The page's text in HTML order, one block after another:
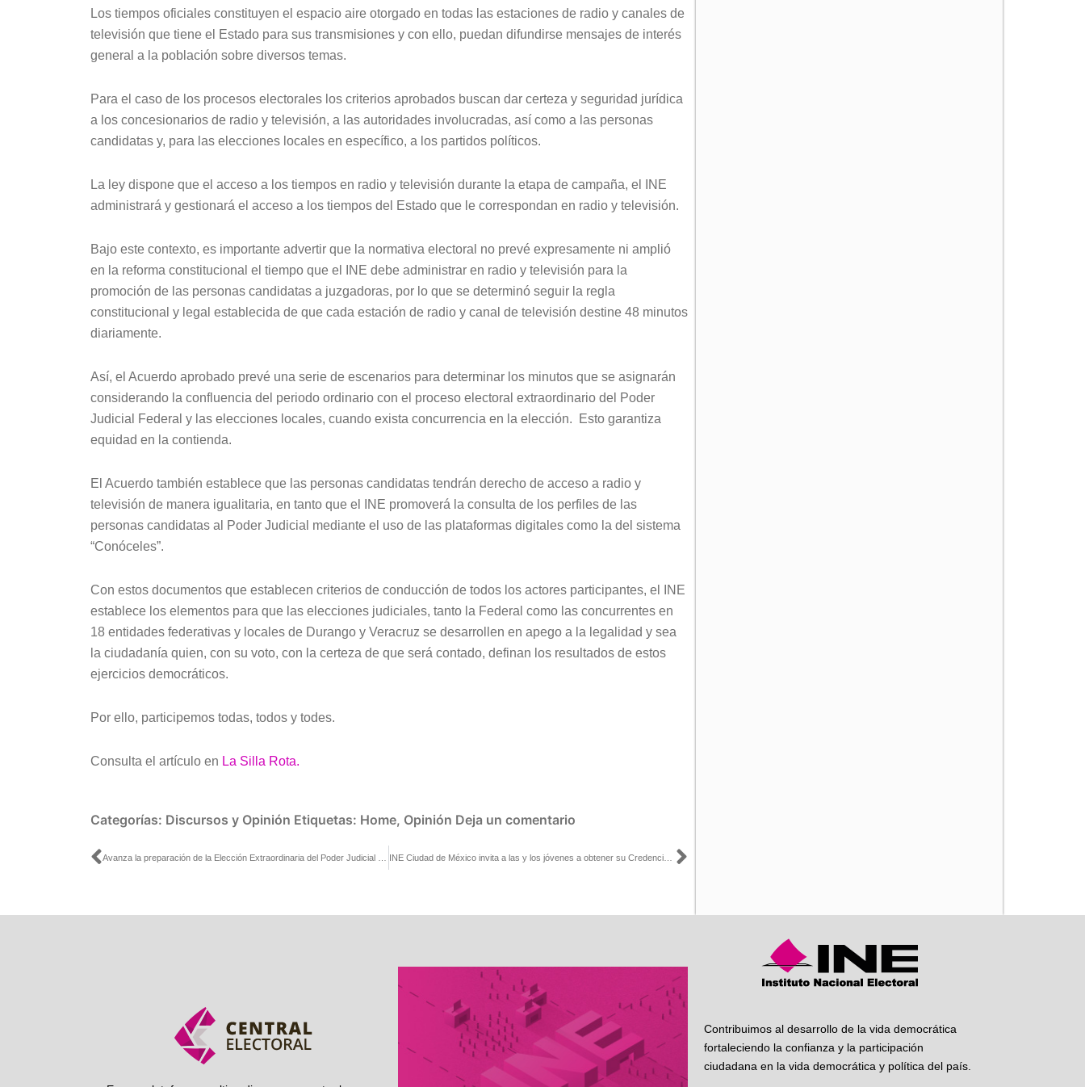
Los tiempos oficiales constituyen el espacio aire otorgado en todas las estaciones de radio y canales de
televisión que tiene el Estado para sus transmisiones y con ello, puedan difundirse mensajes de interés
general a la población sobre diversos temas.
Para el caso de los procesos electorales los criterios aprobados buscan dar certeza y seguridad jurídica
a los concesionarios de radio y televisión, a las autoridades involucradas, así como a las personas
candidatas y, para las elecciones locales en específico, a los partidos políticos.
La ley dispone que el acceso a los tiempos en radio y televisión durante la etapa de campaña, el INE
administrará y gestionará el acceso a los tiempos del Estado que le correspondan en radio y televisión.
Bajo este contexto, es importante advertir que la normativa electoral no prevé expresamente ni amplió
en la reforma constitucional el tiempo que el INE debe administrar en radio y televisión para la
promoción de las personas candidatas a juzgadoras, por lo que se determinó seguir la regla
constitucional y legal establecida de que cada estación de radio y canal de televisión destine 48 minutos
diariamente.
Así, el Acuerdo aprobado prevé una serie de escenarios para determinar los minutos que se asignarán
considerando la confluencia del periodo ordinario con el proceso electoral extraordinario del Poder
Judicial Federal y las elecciones locales, cuando exista concurrencia en la elección. Esto garantiza
equidad en la contienda.
El Acuerdo también establece que las personas candidatas tendrán derecho de acceso a radio y
televisión de manera igualitaria, en tanto que el INE promoverá la consulta de los perfiles de las
personas candidatas al Poder Judicial mediante el uso de las plataformas digitales como la del sistema
“Conóceles”.
Con estos documentos que establecen criterios de conducción de todos los actores participantes, el INE
establece los elementos para que las elecciones judiciales, tanto la Federal como las concurrentes en
18 entidades federativas y locales de Durango y Veracruz se desarrollen en apego a la legalidad y sea
la ciudadanía quien, con su voto, con la certeza de que será contado, definan los resultados de estos
ejercicios democráticos.
Por ello, participemos todas, todos y todes.
Consulta el artículo en La Silla Rota.
Categorías: Discursos y Opinión Etiquetas: Home, Opinión Deja un comentario
Ant Siguiente
Contribuimos al desarrollo de la vida democrática
fortaleciendo la confianza y la participación
ciudadana en la vida democrática y política del país.